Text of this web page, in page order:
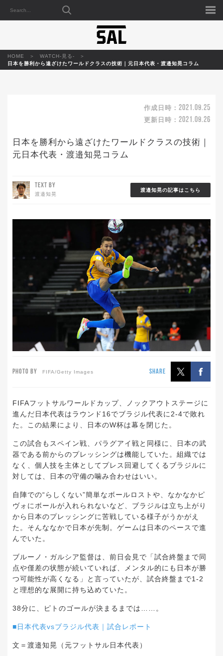
HOME
WATCH-見る-
日本を勝利から遠ざけたワールドクラスの技術｜元日本代表・渡邉知晃コラム
作成日時： 2021.09.25
更新日時： 2021.09.26
日本を勝利から遠ざけたワールドクラスの技術｜
元日本代表・渡邉知晃コラム
TEXT BY
渡邉知晃
渡邉知晃の記事はこちら
PHOTO BY FIFA/Getty Images SHARE
FIFAフットサルワールドカップ、ノックアウトステージに
進んだ日本代表はラウンド16でブラジル代表に2-4で敗れ
た。この結果により、日本のW杯は幕を閉じた。
この試合もスペイン戦、パラグアイ戦と同様に、日本の武
器である前からのプレッシングは機能していた。組織では
なく、個人技を主体としてプレス回避してくるブラジルに
対しては、日本の守備の噛み合わせはいい。
自陣での“らしくない”簡単なボールロストや、なかなかピ
ヴォにボールが入れられないなど、ブラジルは立ち上がり
から日本のプレッシングに苦戦している様子がうかがえ
た。そんななかで日本が先制。ゲームは日本のペースで進
んでいた。
ブルーノ・ガルシア監督は、前日会見で「試合終盤まで同
点や僅差の状態が続いていれば、メンタル的にも日本が勝
つ可能性が高くなる」と言っていたが、試合終盤まで1-2
と理想的な展開に持ち込めていた。
38分に、ピトのゴールが決まるまでは……。
■日本代表vsブラジル代表｜試合レポート
文＝渡邉知晃（元フットサル日本代表）